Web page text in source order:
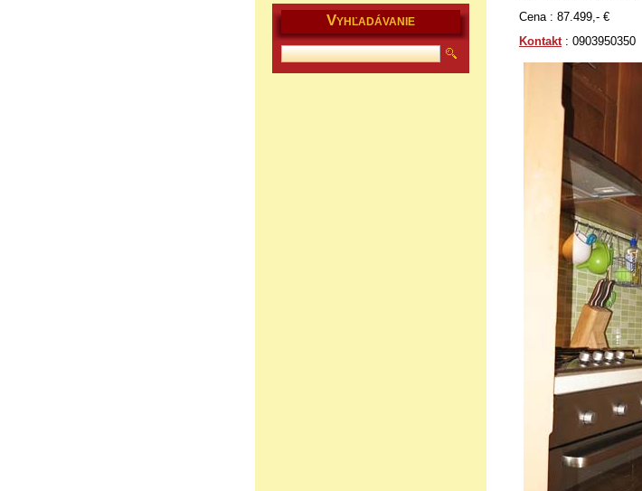
Cena : 87.499,- €
Kontakt: 0903950350
VYHĽADÁVANIE